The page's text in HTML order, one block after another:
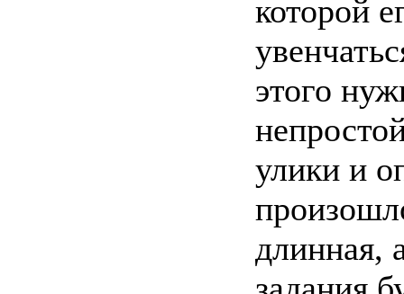
которой
этого
улики и
длинная,